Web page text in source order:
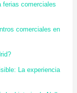
ferias comerciales
comerciales en
La experiencia